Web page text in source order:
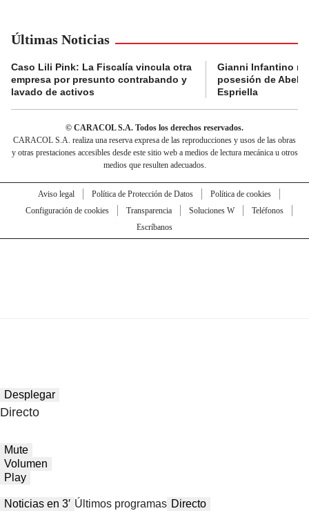
Últimas Noticias
Caso Lili Pink: La Fiscalía vincula otra
empresa por presunto contrabando y
lavado de activos
Gianni Infantino
posesión de
Espriella
© CARACOL S.A. Todos los derechos reservados.
CARACOL S.A. realiza una reserva expresa de las reproducciones y usos de las obras
y otras prestaciones accesibles desde este sitio web a medios de lectura mecánica u otros
medios que resulten adecuados.
Aviso legal Política de Protección de Datos
Política de cookies
Configuración de cookies
Transparencia Soluciones W
Teléfonos
Escríbanos
Desplegar
Directo
Mute
Volumen
Play
Noticias en 3′ Últimos programas Directo